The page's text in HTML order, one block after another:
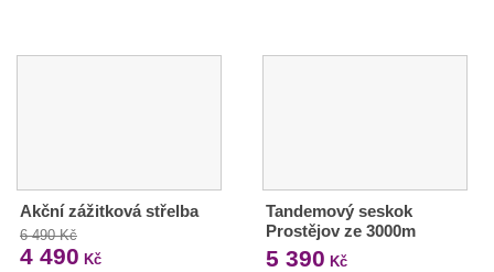
Akční zážitková střelba
6 490 Kč
4 490 Kč
Tandemový seskok
Prostějov ze 3000m
5 390 Kč